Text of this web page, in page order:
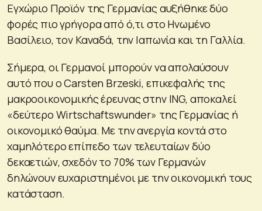
Εγχώριο Προϊόν της Γερμανίας αυξήθηκε δύο
φορές πιο γρήγορα από ό,τι στο Ηνωμένο
Βασίλειο, τον Καναδά, την Ιαπωνία και τη Γαλλία.
Σήμερα, οι Γερμανοί μπορούν να απολαύσουν
αυτό που ο Carsten Brzeski, επικεφαλής της
μακροοικονομικής έρευνας στην ING, αποκαλεί
«δεύτερο Wirtschaftswunder» της Γερμανίας ή
οικονομικό θαύμα. Με την ανεργία κοντά στο
χαμηλότερο επίπεδο των τελευταίων δύο
δεκαετιών, σχεδόν το 70% των Γερμανών
δηλώνουν ευχαριστημένοι με την οικονομική τους
κατάσταση.